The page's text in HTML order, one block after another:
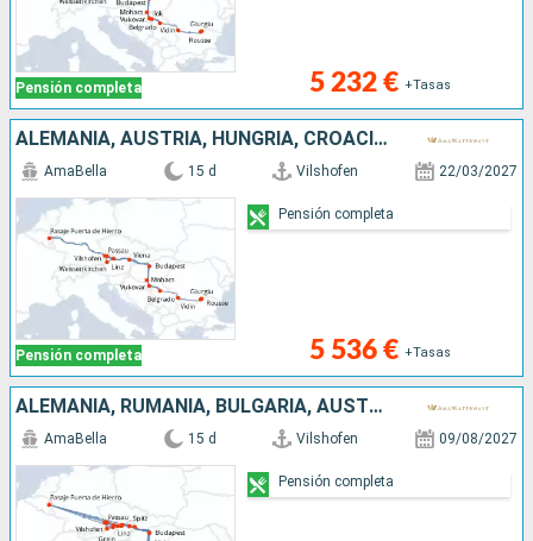
Pensión completa 5 232 € +Tasas
ALEMANIA, AUSTRIA, HUNGRÍA, CROACIA, SERBIA, RUMANIA, BULGARIA
Pensión completa
AmaBella 15 d Vilshofen 22/03/2027
5 536 € +Tasas
Pensión completa
ALEMANIA, RUMANIA, BULGARIA, AUSTRIA, SERBIA, ESLOVAQUIA, CROACIA, HUNGRÍA
AmaBella 15 d Vilshofen 09/08/2027
Pensión completa